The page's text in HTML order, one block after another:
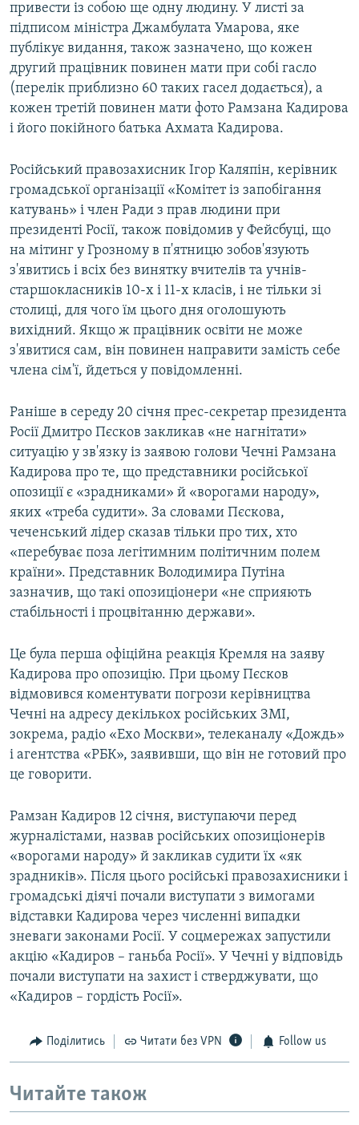
привести із собою ще одну людину. У листі за
підписом міністра Джамбулата Умарова, яке
публікує видання, також зазначено, що кожен
другий працівник повинен мати при собі гасло
(перелік приблизно 60 таких гасел додається), а
кожен третій повинен мати фото Рамзана Кадирова
і його покійного батька Ахмата Кадирова.
Російський правозахисник Ігор Каляпін, керівник
громадської організації «Комітет із запобігання
катувань» і член Ради з прав людини при
президенті Росії, також повідомив у Фейсбуці, що
на мітинг у Грозному в п'ятницю зобов'язують
з'явитись і всіх без винятку вчителів та учнів-
старшокласників 10-х і 11-х класів, і не тільки зі
столиці, для чого їм цього дня оголошують
вихідний. Якщо ж працівник освіти не може
з'явитися сам, він повинен направити замість себе
члена сім'ї, йдеться у повідомленні.
Раніше в середу 20 січня прес-секретар президента
Росії Дмитро Пєсков закликав «не нагнітати»
ситуацію у зв'язку із заявою голови Чечні Рамзана
Кадирова про те, що представники російської
опозиції є «зрадниками» й «ворогами народу»,
яких «треба судити». За словами Пєскова,
чеченський лідер сказав тільки про тих, хто
«перебуває поза легітимним політичним полем
країни». Представник Володимира Путіна
зазначив, що такі опозиціонери «не сприяють
стабільності і процвітанню держави».
Це була перша офіційна реакція Кремля на заяву
Кадирова про опозицію. При цьому Пєсков
відмовився коментувати погрози керівництва
Чечні на адресу декількох російських ЗМІ,
зокрема, радіо «Ехо Москви», телеканалу «Дождь»
і агентства «РБК», заявивши, що він не готовий про
це говорити.
Рамзан Кадиров 12 січня, виступаючи перед
журналістами, назвав російських опозиціонерів
«ворогами народу» й закликав судити їх «як
зрадників». Після цього російські правозахисники і
громадські діячі почали виступати з вимогами
відставки Кадирова через численні випадки
зневаги законами Росії. У соцмережах запустили
акцію «Кадиров – ганьба Росії». У Чечні у відповідь
почали виступати на захист і стверджувати, що
«Кадиров – гордість Росії».
Поділитись Читати без VPN Follow us
Читайте також